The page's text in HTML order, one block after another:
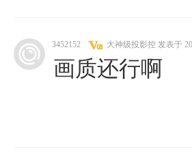
3452152 大神级投影控 发表于
画质还行啊